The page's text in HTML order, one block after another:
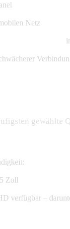
Netz
gewählte
Zoll
verfügbar –